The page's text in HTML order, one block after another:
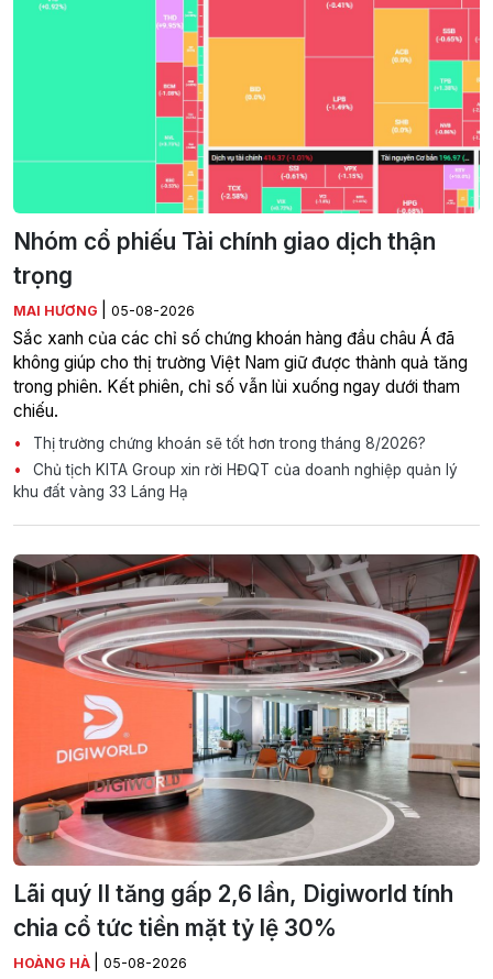
Nhóm cổ phiếu Tài chính giao dịch thận
trọng
MAI HƯƠNG 05-08-2026
Sắc xanh của các chỉ số chứng khoán hàng đầu châu Á đã
không giúp cho thị trường Việt Nam giữ được thành quả tăng
trong phiên. Kết phiên, chỉ số vẫn lùi xuống ngay dưới tham
chiếu.
Thị trường chứng khoán sẽ tốt hơn trong tháng 8/2026?
Chủ tịch KITA Group xin rời HĐQT của doanh nghiệp quản lý
khu đất vàng 33 Láng Hạ
Lãi quý II tăng gấp 2,6 lần, Digiworld tính
chia cổ tức tiền mặt tỷ lệ 30%
HOÀNG HÀ 05-08-2026